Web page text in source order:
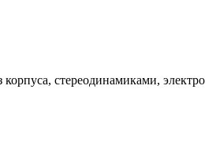
стереодинамиками,